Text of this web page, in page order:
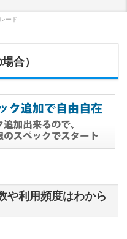
ード
合）
や利用頻度はわから